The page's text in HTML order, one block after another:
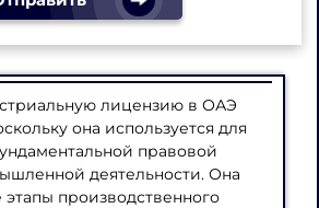
лицензию в ОАЭ
она используется для
правовой
деятельности. Она
этапы производственного